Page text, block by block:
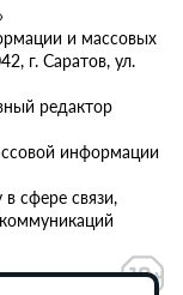
и массовых
г. Саратов, ул.
редактор
информации
сфере связи,
данных